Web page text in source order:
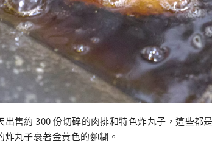
出售約 300 份切碎的肉排和特色炸丸子，這些都
炸丸子裹著金黃色的麵糊。